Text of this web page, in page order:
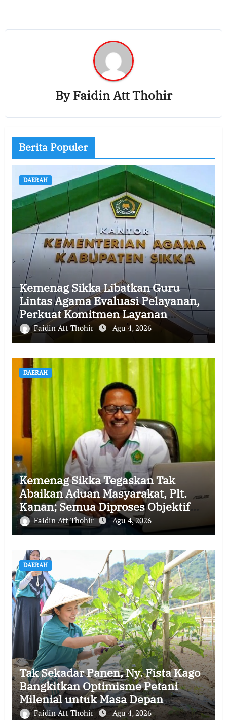
ByFaidin Att Thohir
Berita Populer
DAERAH
Kemenag Sikka Libatkan Guru
Lintas Agama Evaluasi Pelayanan,
Perkuat Komitmen Layanan
Profesional dan Humanis
Faidin Att Thohir Agu 4, 2026
DAERAH
Kemenag Sikka Tegaskan Tak
Abaikan Aduan Masyarakat, Plt.
Kanan; Semua Diproses Objektif
dan Transparan
Faidin Att Thohir Agu 4, 2026
DAERAH
Tak Sekadar Panen, Ny. Fista Kago
Bangkitkan Optimisme Petani
Milenial untuk Masa Depan
Ketahanan Pangan Sikka
Faidin Att Thohir Agu 4, 2026